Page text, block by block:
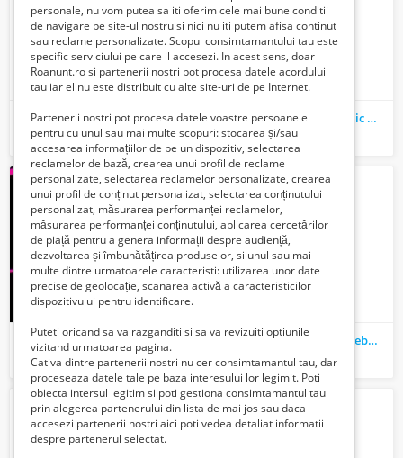
Caut sa ajut la curatenie o doamna singura
450 Lei
Fac curatenie ajutor casnic mutari sau spalat geamuri
400 Lei
Curatenie la domiciliu locuinta apartament garsoniera sau spalat geamuri
400 Lei
Tanar ajut persoane la treburile casnice
400 Lei
personale, nu vom putea sa iti oferim cele mai bune conditii
de navigare pe site-ul nostru si nici nu iti putem afisa continut
sau reclame personalizate. Scopul consimtamantului tau este
specific serviciului pe care il accesezi. In acest sens, doar
Roanunt.ro si partenerii nostri pot procesa datele acordului
tau iar el nu este distribuit cu alte site-uri de pe Internet.
Partenerii nostri pot procesa datele voastre persoanele
pentru cu unul sau mai multe scopuri: stocarea și/sau
accesarea informațiilor de pe un dispozitiv, selectarea
reclamelor de bază, crearea unui profil de reclame
personalizate, selectarea reclamelor personalizate, crearea
unui profil de conținut personalizat, selectarea conținutului
personalizat, măsurarea performanței reclamelor,
măsurarea performanței conținutului, aplicarea cercetărilor
de piață pentru a genera informații despre audiență,
dezvoltarea și îmbunătățirea produselor, si unul sau mai
multe dintre urmatoarele caracteristi: utilizarea unor date
precise de geolocație, scanarea activă a caracteristicilor
dispozitivului pentru identificare.
Puteti oricand sa va razganditi si sa va revizuiti optiunile
vizitand urmatoarea pagina.
Cativa dintre partenerii nostri nu cer consimtamantul tau, dar
proceseaza datele tale pe baza interesului lor legimit. Poti
obiecta intersul legitim si poti gestiona consimtamantul tau
prin alegerea partenerului din lista de mai jos sau daca
accesezi partenerii nostri aici poti vedea detaliat informatii
despre partenerul selectat.